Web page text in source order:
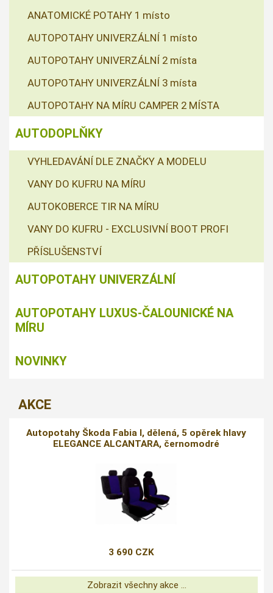
ANATOMICKÉ POTAHY 1 místo
AUTOPOTAHY UNIVERZÁLNÍ 1 místo
AUTOPOTAHY UNIVERZÁLNÍ 2 místa
AUTOPOTAHY UNIVERZÁLNÍ 3 místa
AUTOPOTAHY NA MÍRU CAMPER 2 MÍSTA
AUTODOPLŇKY
VYHLEDAVÁNÍ DLE ZNAČKY A MODELU
VANY DO KUFRU NA MÍRU
AUTOKOBERCE TIR NA MÍRU
VANY DO KUFRU - EXCLUSIVNÍ BOOT PROFI
PŘÍSLUŠENSTVÍ
AUTOPOTAHY UNIVERZÁLNÍ
AUTOPOTAHY LUXUS-ČALOUNICKÉ NA
MÍRU
NOVINKY
AKCE
Autopotahy Škoda Fabia I, dělená, 5 opěrek hlavy
ELEGANCE ALCANTARA, černomodré
3 690 CZK
Zobrazit všechny akce ...